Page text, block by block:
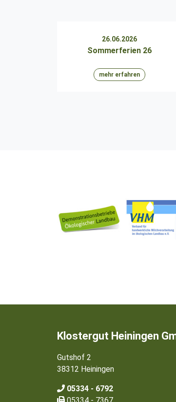
26.06.2026
Sommerferien 26
mehr erfahren
Klostergut Heiningen
Gutshof 2
38312 Heiningen
05334 - 6792